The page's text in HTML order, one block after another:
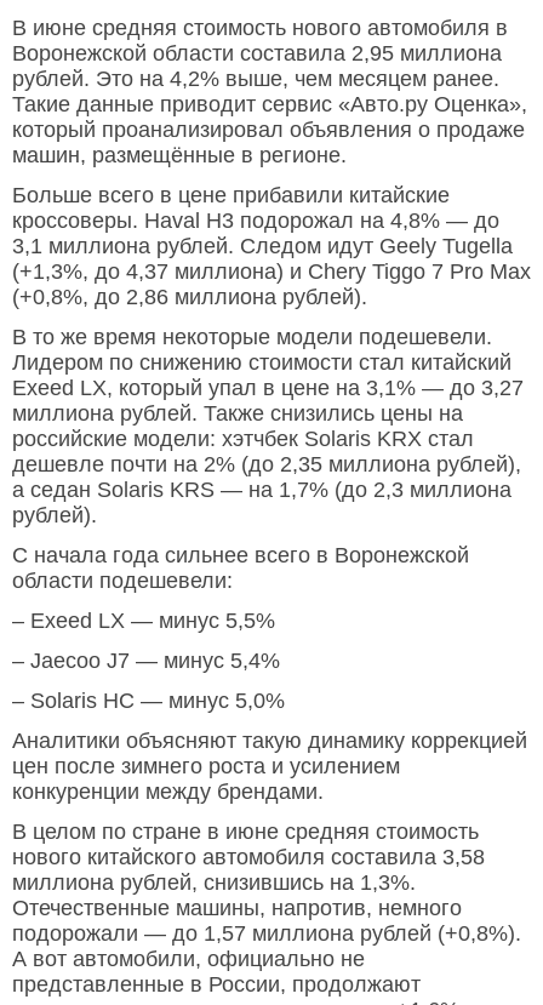
В июне средняя стоимость нового автомобиля в
Воронежской области составила 2,95 миллиона
рублей. Это на 4,2% выше, чем месяцем ранее.
Такие данные приводит сервис «Авто.ру Оценка»,
который проанализировал объявления о продаже
машин, размещённые в регионе.
Больше всего в цене прибавили китайские
кроссоверы. Haval H3 подорожал на 4,8% — до
3,1 миллиона рублей. Следом идут Geely Tugella
(+1,3%, до 4,37 миллиона) и Chery Tiggo 7 Pro Max
(+0,8%, до 2,86 миллиона рублей).
В то же время некоторые модели подешевели.
Лидером по снижению стоимости стал китайский
Exeed LX, который упал в цене на 3,1% — до 3,27
миллиона рублей. Также снизились цены на
российские модели: хэтчбек Solaris KRX стал
дешевле почти на 2% (до 2,35 миллиона рублей),
а седан Solaris KRS — на 1,7% (до 2,3 миллиона
рублей).
С начала года сильнее всего в Воронежской
области подешевели:
– Exeed LX — минус 5,5%
– Jaecoo J7 — минус 5,4%
– Solaris HC — минус 5,0%
Аналитики объясняют такую динамику коррекцией
цен после зимнего роста и усилением
конкуренции между брендами.
В целом по стране в июне средняя стоимость
нового китайского автомобиля составила 3,58
миллиона рублей, снизившись на 1,3%.
Отечественные машины, напротив, немного
подорожали — до 1,57 миллиона рублей (+0,8%).
А вот автомобили, официально не
представленные в России, продолжают